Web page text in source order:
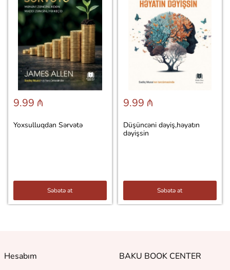
9.99 ₼
Yoxsulluqdan Sərvətə
Səbətə at
9.99 ₼
Düşüncəni dəyiş,həyatın
dəyişsin
Səbətə at
Hesabım
BAKU BOOK CENTER